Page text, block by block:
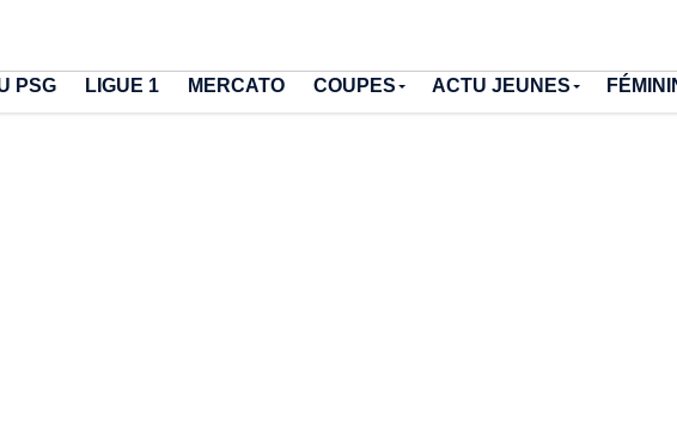
PSG LIGUE 1 MERCATO COUPES ACTU JEUNES